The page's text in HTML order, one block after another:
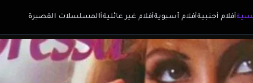
أفلام أجنبيةأفلام آسيويةأفلام غير عائليةأالمسلسلات القصيرة